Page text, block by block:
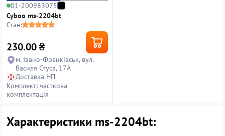
01-200983075
Cyboo ms-2204bt
Стан:
230.00₴
м. Івано-Франківськ, вул.
Василя Стуса, 17А
Доставка НП
Комплект: часткова
комплектація
Характеристики ms-2204bt: